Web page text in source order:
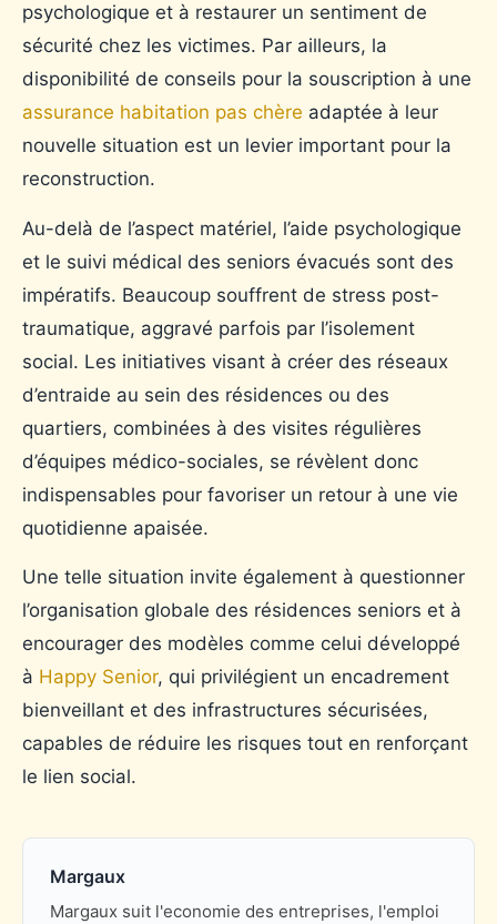
psychologique et à restaurer un sentiment de
sécurité chez les victimes. Par ailleurs, la
disponibilité de conseils pour la souscription à une
assurance habitation pas chère adaptée à leur
nouvelle situation est un levier important pour la
reconstruction.
Au-delà de l’aspect matériel, l’aide psychologique
et le suivi médical des seniors évacués sont des
impératifs. Beaucoup souffrent de stress post-
traumatique, aggravé parfois par l’isolement
social. Les initiatives visant à créer des réseaux
d’entraide au sein des résidences ou des
quartiers, combinées à des visites régulières
d’équipes médico-sociales, se révèlent donc
indispensables pour favoriser un retour à une vie
quotidienne apaisée.
Une telle situation invite également à questionner
l’organisation globale des résidences seniors et à
encourager des modèles comme celui développé
à Happy Senior, qui privilégient un encadrement
bienveillant et des infrastructures sécurisées,
capables de réduire les risques tout en renforçant
le lien social.
Margaux
Margaux suit l'economie des entreprises, l'emploi